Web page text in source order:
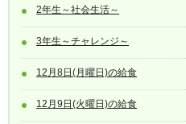
2年生～社会生活～
3年生～チャレンジ～
12月8日(月曜日)の給食
12月9日(火曜日)の給食